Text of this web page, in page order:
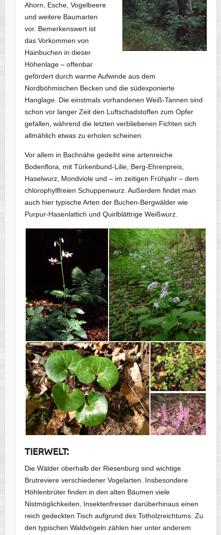
Ahorn, Esche, Vogelbeere
und weitere Baumarten
vor. Bemerkenswert ist
das Vorkommen von
Hainbuchen in dieser
Höhenlage – offenbar
gefördert durch warme Aufwinde aus dem
Nordböhmischen Becken und die südexponierte
Hanglage. Die einstmals vorhandenen Weiß-Tannen sind
schon vor langer Zeit den Luftschadstoffen zum Opfer
gefallen, während die letzten verbliebenen Fichten sich
allmählich etwas zu erholen scheinen.
Vor allem in Bachnähe gedeiht eine artenreiche
Bodenflora, mit Türkenbund-Lilie, Berg-Ehrenpreis,
Haselwurz, Mondviole und – im zeitigen Frühjahr – dem
chlorophyllfreien Schuppenwurz. Außerdem findet man
auch hier typische Arten der Buchen-Bergwälder wie
Purpur-Hasenlattich und Quirlblättrige Weißwurz.
TIERWELT:
Die Wälder oberhalb der Riesenburg sind wichtige
Brutreviere verschiedener Vogelarten. Insbesondere
Höhlenbrüter finden in den alten Bäumen viele
Nistmöglichkeiten, Insektenfresser darüberhinaus einen
reich gedeckten Tisch aufgrund des Totholzreichtums. Zu
den typischen Waldvögeln zählen hier unter anderem